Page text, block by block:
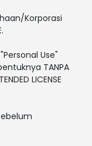
Korporasi
Use"
TANPA
LICENSE